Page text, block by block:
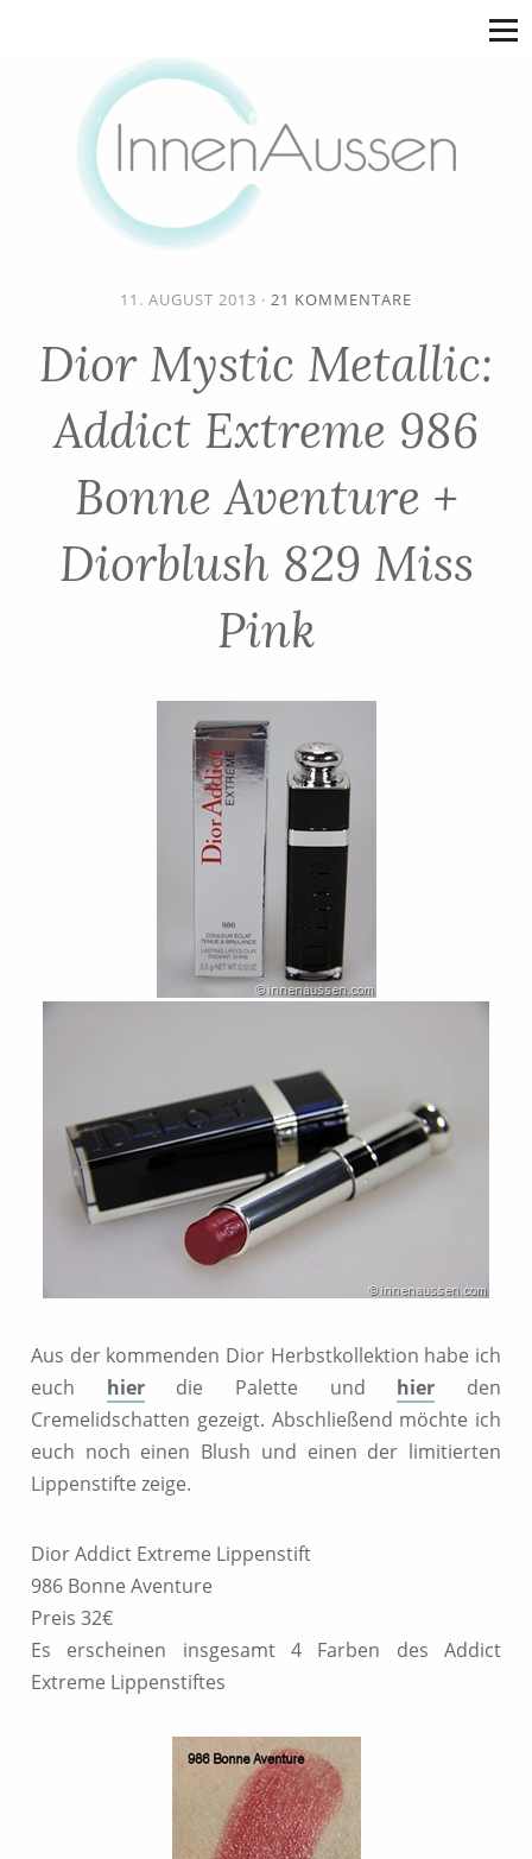
11. AUGUST 2013 · 21 KOMMENTARE
Dior Mystic Metallic:
Addict Extreme 986
Bonne Aventure +
Diorblush 829 Miss
Pink
Aus der kommenden Dior Herbstkollektion habe ich
euch hierdie Palette und hier den
Cremelidschatten gezeigt. Abschließend möchte ich
euch noch einen Blush und einen der limitierten
Lippenstifte zeige.
Dior Addict Extreme Lippenstift
986 Bonne Aventure
Preis 32€
Es erscheinen insgesamt 4 Farben des Addict
Extreme Lippenstiftes